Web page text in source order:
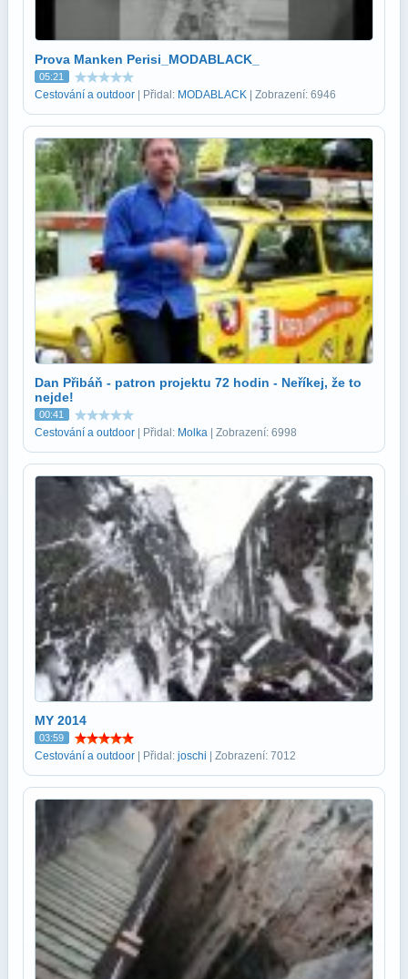
Prova Manken Perisi_MODABLACK_
05:21
Cestování a outdoor | Přidal: MODABLACK | Zobrazení: 6946
Dan Přibáň - patron projektu 72 hodin - Neříkej, že to
nejde!
00:41
Cestování a outdoor | Přidal: Molka | Zobrazení: 6998
MY 2014
03:59
Cestování a outdoor | Přidal: joschi | Zobrazení: 7012